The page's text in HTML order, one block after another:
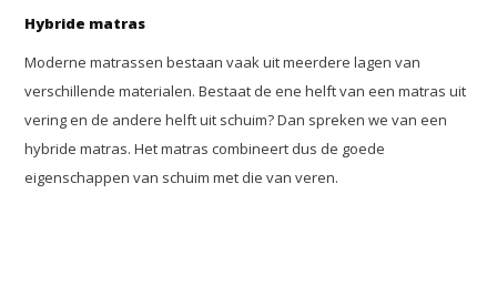
Hybride matras
Moderne matrassen bestaan vaak uit meerdere lagen van
verschillende materialen. Bestaat de ene helft van een matras uit
vering en de andere helft uit schuim? Dan spreken we van een
hybride matras. Het matras combineert dus de goede
eigenschappen van schuim met die van veren.